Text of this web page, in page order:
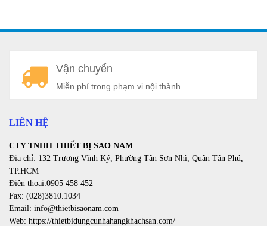
Vận chuyển
Miễn phí trong phạm vi nội thành.
LIÊN HỆ
CTY TNHH THIẾT BỊ SAO NAM
Địa chỉ: 132 Trương Vĩnh Ký, Phường Tân Sơn Nhì, Quận Tân Phú,
TP.HCM
Điện thoại:0905 458 452
Fax: (028)3810.1034
Email: info@thietbisaonam.com
Web: https://thietbidungcunhahangkhachsan.com/